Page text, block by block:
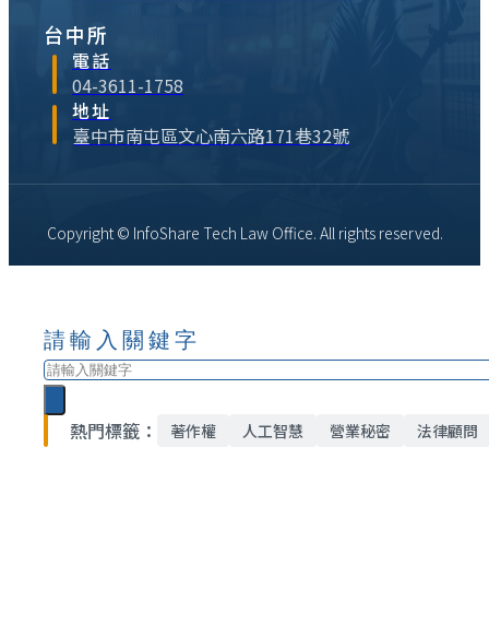
台中所
電話
04-3611-1758
地址
臺中市南屯區文心南六路171巷32號
Copyright © InfoShare Tech Law Office. All rights reserved.
請輸入關鍵字
搜
尋
熱門標籤：
著作權 人工智慧 營業秘密 法律顧問